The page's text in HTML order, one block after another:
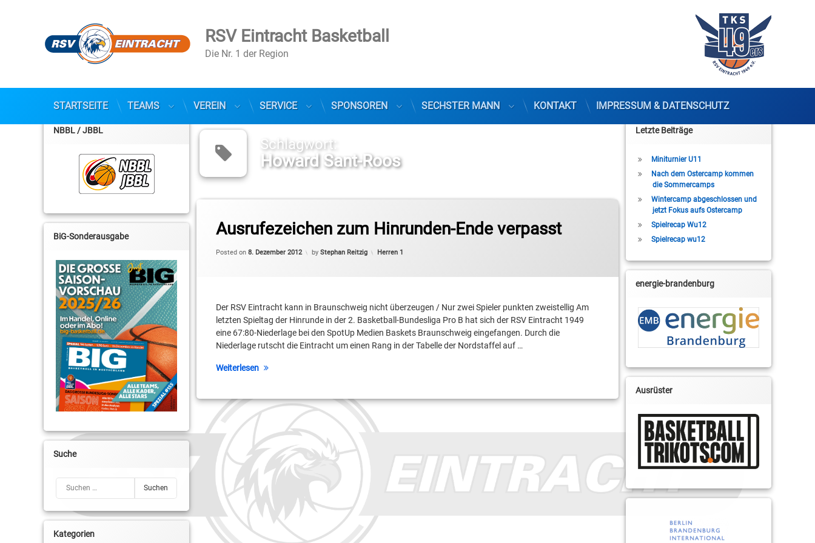
RSV Eintracht Basketball
Die Nr. 1 der Region
STARTSEITE TEAMS VEREIN SERVICE SPONSOREN SECHSTER MANN KONTAKT IMPRESSUM & DATENSCHUTZ
Schlagwort:
Howard Sant-Roos
Ausrufezeichen zum Hinrunden-Ende verpasst
Posted on 8. Dezember 2012
Updated on 8. Dezember 2012
by Stephan Reitzig Categories:
Herren 1
Der RSV Eintracht kann in Braunschweig nicht überzeugen / Nur zwei Spieler punkten zweistellig Am
letzten Spieltag der Hinrunde in der 2. Basketball-Bundesliga Pro B hat sich der RSV Eintracht 1949
eine 67:80-Niederlage bei den SpotUp Medien Baskets Braunschweig eingefangen. Durch die
Niederlage rutscht die Eintracht um einen Rang in der Tabelle der Nordstaffel auf …
Weiterlesen
Erik Land
Howard Sant-Roos
Jaime Meißner
Matthew Eric Reid
Maurice Greene
Michael Haucke
Niko Schumann
Robin Jorch
NBBL / JBBL
BiG-Sonderausgabe
Suche
Kategorien
Letzte Beiträge
Miniturnier U11
Nach dem Ostercamp kommen
die Sommercamps
Wintercamp abgeschlossen und
jetzt Fokus aufs Ostercamp
Spielrecap Wu12
Spielrecap wu12
energie-brandenburg
Ausrüster